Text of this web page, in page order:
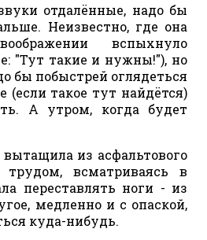
отдалённые, надо бы
Неизвестно, где она
вспыхнуло
"Тут такие и нужны!"), но
бы побыстрей оглядеться
(если такое тут найдётся)
А утром, когда будет
из асфальтового
всматриваясь в
переставлять ноги - из
медленно и с опаской,
куда-нибудь.